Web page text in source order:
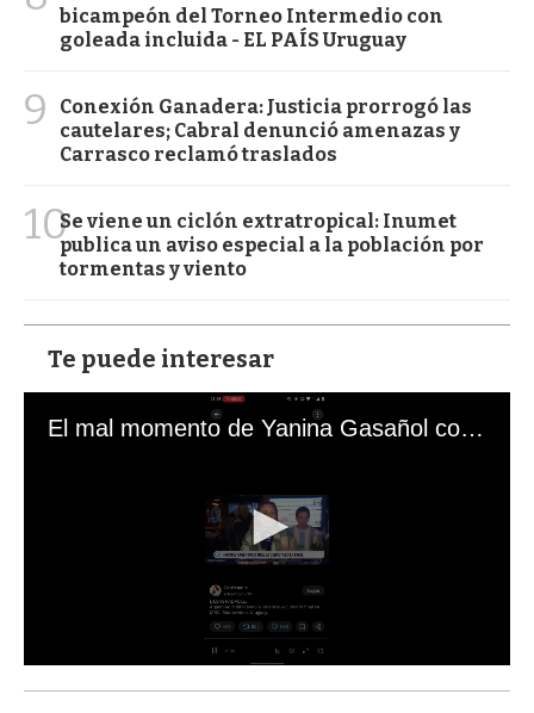
bicampeón del Torneo Intermedio con
goleada incluida - EL PAÍS Uruguay
9
Conexión Ganadera: Justicia prorrogó las
cautelares; Cabral denunció amenazas y
Carrasco reclamó traslados
10Se viene un ciclón extratropical: Inumet
publica un aviso especial a la población por
tormentas y viento
Te puede interesar
El mal momento de Yanina Gasañol con un hincha argentino en "Subrayado"
s